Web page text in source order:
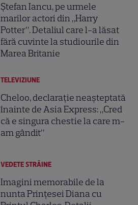
Ștefan Iancu, pe urmele
marilor actori din „Harry
Potter”. Detaliul care l-a lăsat
fără cuvinte la studiourile din
Marea Britanie
TELEVIZIUNE
Cheloo, declarație neașteptată
înainte de Asia Express: „Cred
că e singura chestie la care m-
am gândit”
VEDETE STRĂINE
Imagini memorabile de la
nunta Prințesei Diana cu